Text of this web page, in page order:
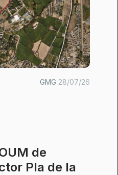
GMG 28/07/26
de
Pla de la